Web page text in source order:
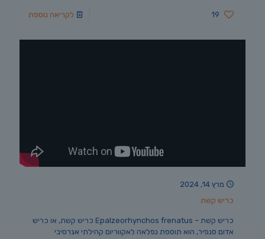
19 לקריאה נוספת
מרץ 14, 2024
כריש קשת
כריש קשת – Epalzeorhynchos frenatus כריש קשת, או כריש
אדום סנפיר, הוא תוספת נפלאה לאקווריום קהילתי אגרסיבי